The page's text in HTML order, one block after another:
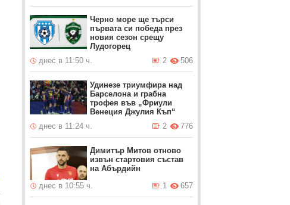
Черно море ще търси
първата си победа през
новия сезон срещу
Лудогорец
днес в 11:50 ч.
506
2
Удинезе триумфира над
Барселона и грабна
трофея във „Фриули
Венеция Джулия Къп“
днес в 11:24 ч.
776
2
Димитър Митов отново
извън стартовия състав
на Абърдийн
днес в 10:55 ч.
657
1